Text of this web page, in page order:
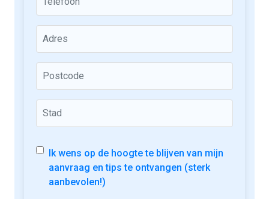
Ik wens op de hoogte te blijven van mijn
aanvraag en tips te ontvangen (sterk
aanbevolen!)